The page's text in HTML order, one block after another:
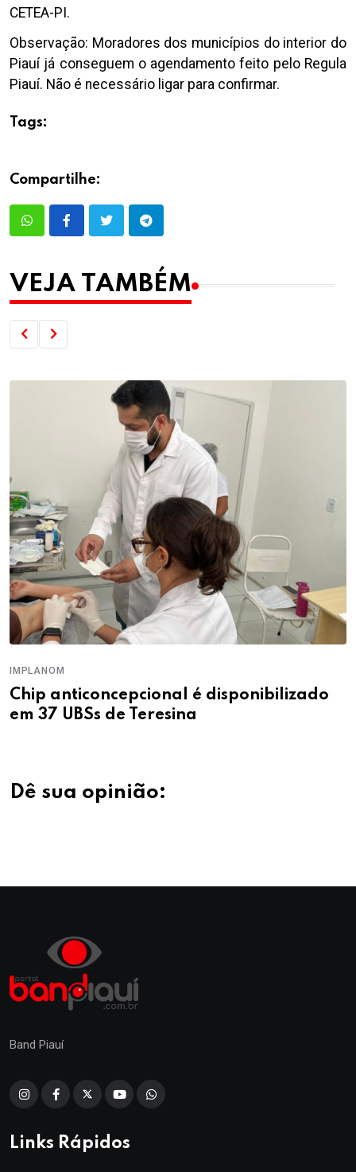
CETEA-PI.
Observação: Moradores dos municípios do interior do
Piauí já conseguem o agendamento feito pelo Regula
Piauí. Não é necessário ligar para confirmar.
Tags:
Compartilhe:
VEJA TAMBÉM
IMPLANOM
Chip anticoncepcional é disponibilizado
em 37 UBSs de Teresina
Dê sua opinião:
Band Piauí
Links Rápidos